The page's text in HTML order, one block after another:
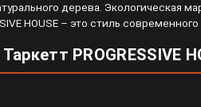
дерева. Экологическая
HOUSE – это стиль
PROGRESSIVE